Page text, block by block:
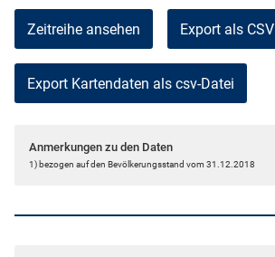
Zeitreihe ansehen Export als CSV
Anmerkungen zu den Daten
1) bezogen auf den Bevölkerungsstand vom 31.12.2018